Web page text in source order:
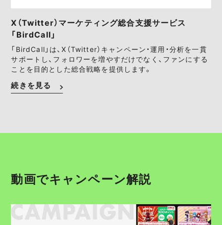
X（Twitter）マーケティング総合支援サービス
「BirdCall」
「BirdCall」は、X（Twitter）キャンペーン・運用・分析を一貫
サポートし、フォロワーを増やすだけでなく、ファンにする
ことを目的とした総合戦略を提供します。
続きを見る
動画でキャンペーン解説